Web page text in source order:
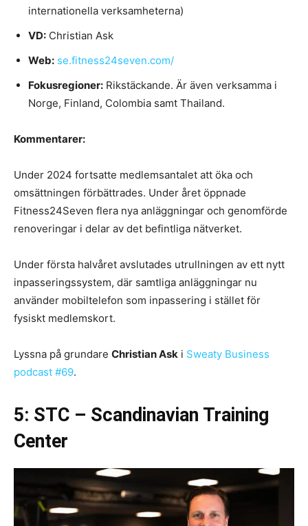
internationella verksamheterna)
VD: Christian Ask
Web: se.fitness24seven.com/
Fokusregioner: Rikstäckande. Är även verksamma i
Norge, Finland, Colombia samt Thailand.
Kommentarer:
Under 2024 fortsatte medlemsantalet att öka och
omsättningen förbättrades. Under året öppnade
Fitness24Seven flera nya anläggningar och genomförde
renoveringar i delar av det befintliga nätverket.
Under första halvåret avslutades utrullningen av ett nytt
inpasseringssystem, där samtliga anläggningar nu
använder mobiltelefon som inpassering i stället för
fysiskt medlemskort.
Lyssna på grundare Christian Ask i Sweaty Business
podcast #69.
5: STC – Scandinavian Training
Center